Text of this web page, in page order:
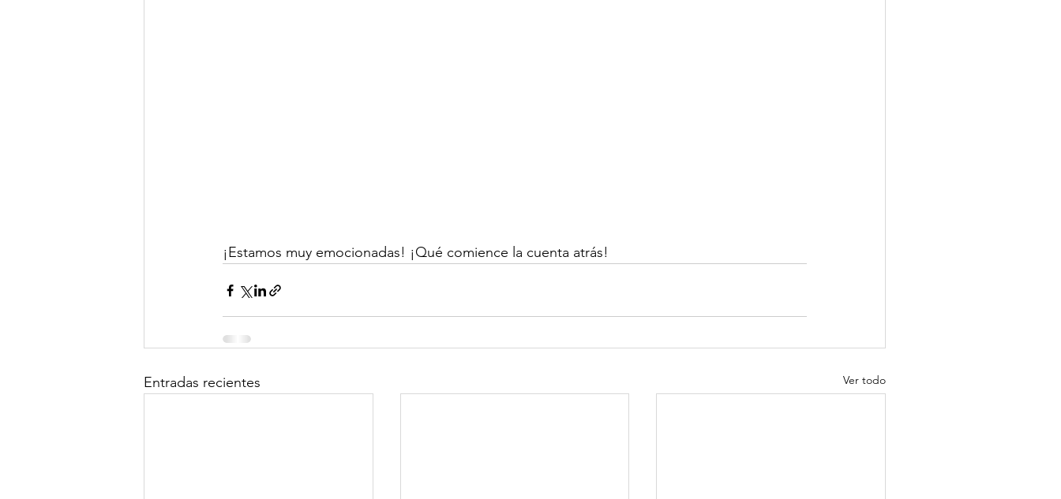
¡Estamos muy emocionadas! ¡Qué comience la cuenta atrás!
Entradas recientes Ver todo